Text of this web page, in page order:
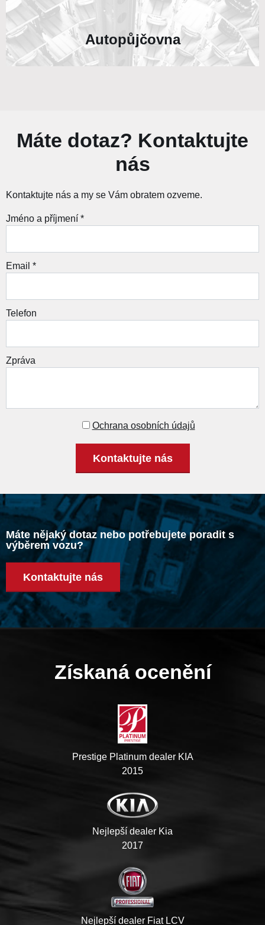
Autopůjčovna
Máte dotaz? Kontaktujte
nás
Kontaktujte nás a my se Vám obratem ozveme.
Jméno a příjmení *
Email *
Telefon
Zpráva
Ochrana osobních údajů
Kontaktujte nás
Máte nějaký dotaz nebo potřebujete poradit s
výběrem vozu?
Kontaktujte nás
Získaná ocenění
Prestige Platinum dealer KIA
2015
Nejlepší dealer Kia
2017
Nejlepší dealer Fiat LCV